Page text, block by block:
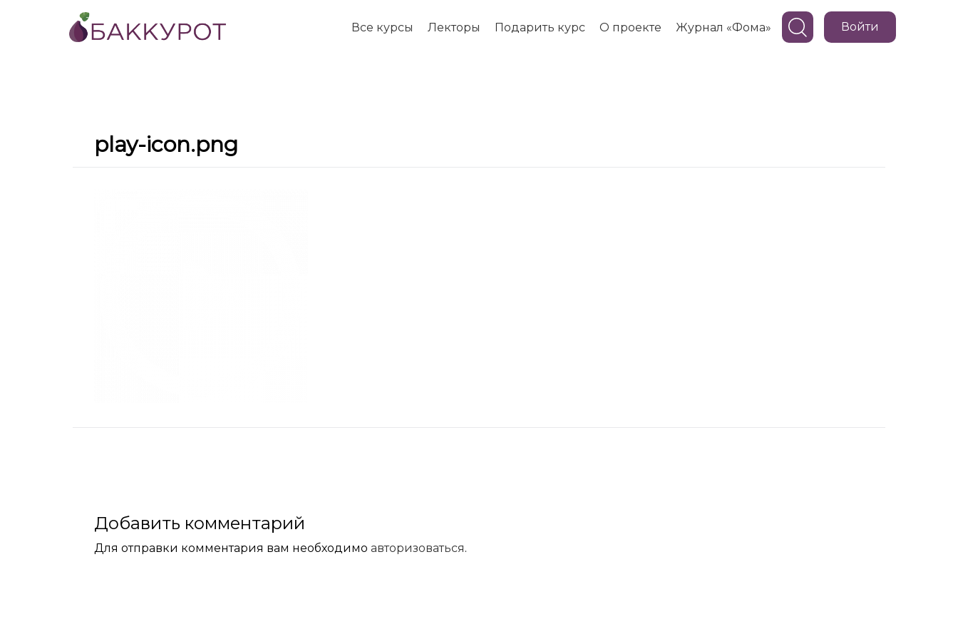
Все курсы Лекторы Подарить курс О проекте Журнал «Фома» Войти
play-icon.png
Добавить комментарий
Для отправки комментария вам необходимо авторизоваться.